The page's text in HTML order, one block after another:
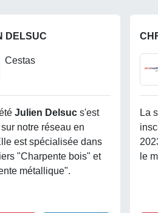
DELSUC
Cestas
Julien Delsuc s'est
notre réseau en
est spécialisée dans
"Charpente bois" et
métallique".
La
le